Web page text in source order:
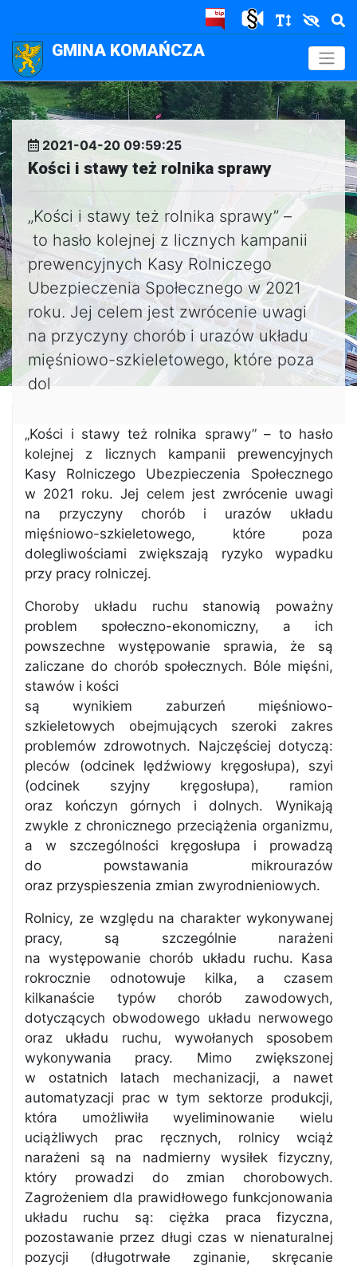
GMINA KOMAŃCZA .
2021-04-20 09:59:25
Kości i stawy też rolnika sprawy
„Kości i stawy też rolnika sprawy” –
to hasło kolejnej z licznych kampanii
prewencyjnych Kasy Rolniczego
Ubezpieczenia Społecznego w 2021
roku. Jej celem jest zwrócenie uwagi
na przyczyny chorób i urazów układu
mięśniowo-szkieletowego, które poza
dol
„Kości i stawy też rolnika sprawy” – to hasło
kolejnej z licznych kampanii prewencyjnych
Kasy Rolniczego Ubezpieczenia Społecznego
w 2021 roku. Jej celem jest zwrócenie uwagi
na przyczyny chorób i urazów układu
mięśniowo-szkieletowego, które poza
dolegliwościami zwiększają ryzyko wypadku
przy pracy rolniczej.
Choroby układu ruchu stanowią poważny
problem społeczno-ekonomiczny, a ich
powszechne występowanie sprawia, że są
zaliczane do chorób społecznych. Bóle mięśni,
stawów i kości
są wynikiem zaburzeń mięśniowo-
szkieletowych obejmujących szeroki zakres
problemów zdrowotnych. Najczęściej dotyczą:
pleców (odcinek lędźwiowy kręgosłupa), szyi
(odcinek szyjny kręgosłupa), ramion
oraz kończyn górnych i dolnych. Wynikają
zwykle z chronicznego przeciążenia organizmu,
a w szczególności kręgosłupa i prowadzą
do powstawania mikrourazów
oraz przyspieszenia zmian zwyrodnieniowych.
Rolnicy, ze względu na charakter wykonywanej
pracy, są szczególnie narażeni
na występowanie chorób układu ruchu. Kasa
rokrocznie odnotowuje kilka, a czasem
kilkanaście typów chorób zawodowych,
dotyczących obwodowego układu nerwowego
oraz układu ruchu, wywołanych sposobem
wykonywania pracy. Mimo zwiększonej
w ostatnich latach mechanizacji, a nawet
automatyzacji prac w tym sektorze produkcji,
która umożliwiła wyeliminowanie wielu
uciążliwych prac ręcznych, rolnicy wciąż
narażeni są na nadmierny wysiłek fizyczny,
który prowadzi do zmian chorobowych.
Zagrożeniem dla prawidłowego funkcjonowania
układu ruchu są: ciężka praca fizyczna,
pozostawanie przez długi czas w nienaturalnej
pozycji (długotrwałe zginanie, skręcanie